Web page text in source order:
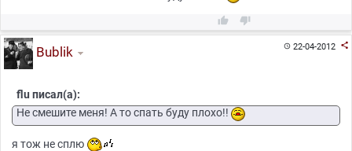
 
22-04-2012 
Bublik
flu писал(а):
Не смешите меня! А то спать буду плохо!!
я тож не сплю